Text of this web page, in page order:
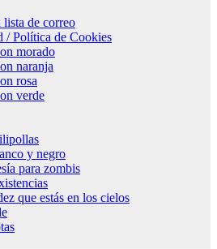
de correo
/ Política de Cookies
morado
naranja
rosa
verde
y negro
para zombis
que estás en los cielos